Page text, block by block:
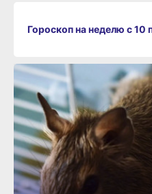
Гороскоп на неделю с 10